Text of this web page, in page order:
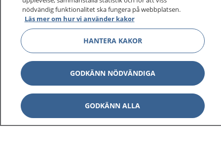
nödvändig funktionalitet ska fungera på webbplatsen.
Läs mer om hur vi använder kakor
HANTERA KAKOR
GODKÄNN NÖDVÄNDIGA
GODKÄNN ALLA